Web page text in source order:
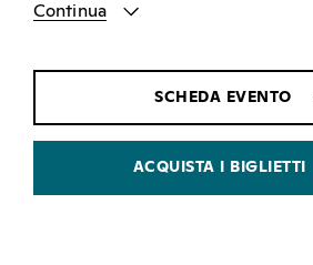
Continua
SCHEDA EVENTO
ACQUISTA I BIGLIETTI